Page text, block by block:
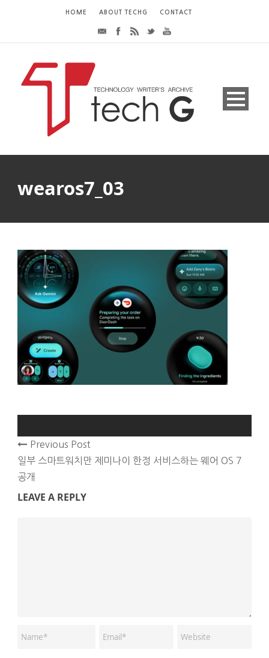
HOME ABOUT TECHG CONTACT
wearos7_03
Previous Post
일부 스마트워치만 제미나이 한정 서비스하는 웨어 OS 7
공개
LEAVE A REPLY